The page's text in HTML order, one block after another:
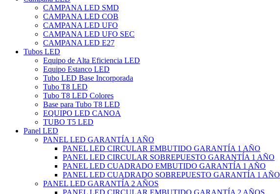
CAMPANA LED SMD
CAMPANA LED COB
CAMPANA LED UFO
CAMPANA LED UFO SEC
CAMPANA LED E27
Tubos LED
Equipo de Alta Eficiencia LED
Equipo Estanco LED
Tubo LED Base Incorporada
Tubo T8 LED
Tubo T8 LED Colores
Base para Tubo T8 LED
EQUIPO LED CANOA
TUBO T5 LED
Panel LED
PANEL LED GARANTÍA 1 AÑO
PANEL LED CIRCULAR EMBUTIDO GARANTÍA 1 AÑO
PANEL LED CIRCULAR SOBREPUESTO GARANTÍA 1 AÑO
PANEL LED CUADRADO EMBUTIDO GARANTÍA 1 AÑO
PANEL LED CUADRADO SOBREPUESTO GARANTÍA 1 AÑO
PANEL LED GARANTÍA 2 AÑOS
PANEL LED CIRCULAR EMBUTIDO GARANTÍA 2 AÑOS